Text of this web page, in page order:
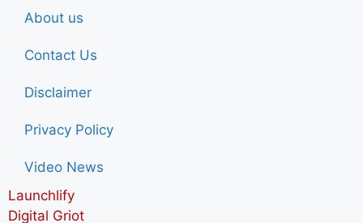
About us
Contact Us
Disclaimer
Privacy Policy
Video News
Launchlify
Digital Griot